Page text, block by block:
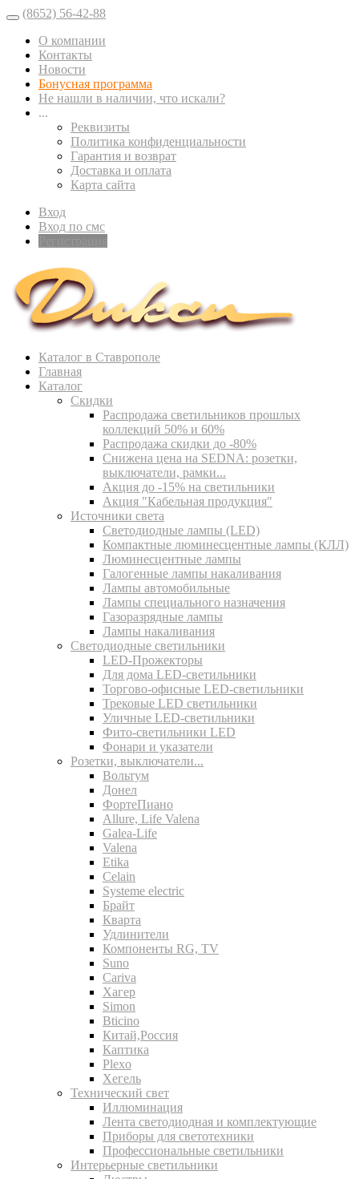
(8652) 56-42-88
О компании
Контакты
Новости
Бонусная программа
Не нашли в наличии, что искали?
...
Реквизиты
Политика конфиденциальности
Гарантия и возврат
Доставка и оплата
Карта сайта
Вход
Вход по смс
Каталог в Ставрополе
Главная
Каталог
Скидки
Распродажа светильников прошлых
коллекций 50% и 60%
Распродажа скидки до -80%
Cнижена цена на SEDNA: розетки,
выключатели, рамки...
Акция до -15% на светильники
Акция "Кабельная продукция"
Источники света
Светодиодные лампы (LED)
Компактные люминесцентные лампы (КЛЛ)
Люминесцентные лампы
Галогенные лампы накаливания
Лампы автомобильные
Лампы специального назначения
Газоразрядные лампы
Лампы накаливания
Светодиодные светильники
LED-Прожекторы
Для дома LED-светильники
Торгово-офисные LED-светильники
Трековые LED светильники
Уличные LED-светильники
Фито-светильники LED
Фонари и указатели
Розетки, выключатели...
Вольтум
Донел
ФортеПиано
Allure, Life Valena
Galea-Life
Valena
Etika
Celain
Systeme electric
Брайт
Кварта
Удлинители
Компоненты RG, TV
Suno
Cariva
Хагер
Simon
Bticino
Китай,Россия
Каптика
Plexo
Хегель
Технический свет
Иллюминация
Лента светодиодная и комплектующие
Приборы для светотехники
Профессиональные светильники
Интерьерные светильники